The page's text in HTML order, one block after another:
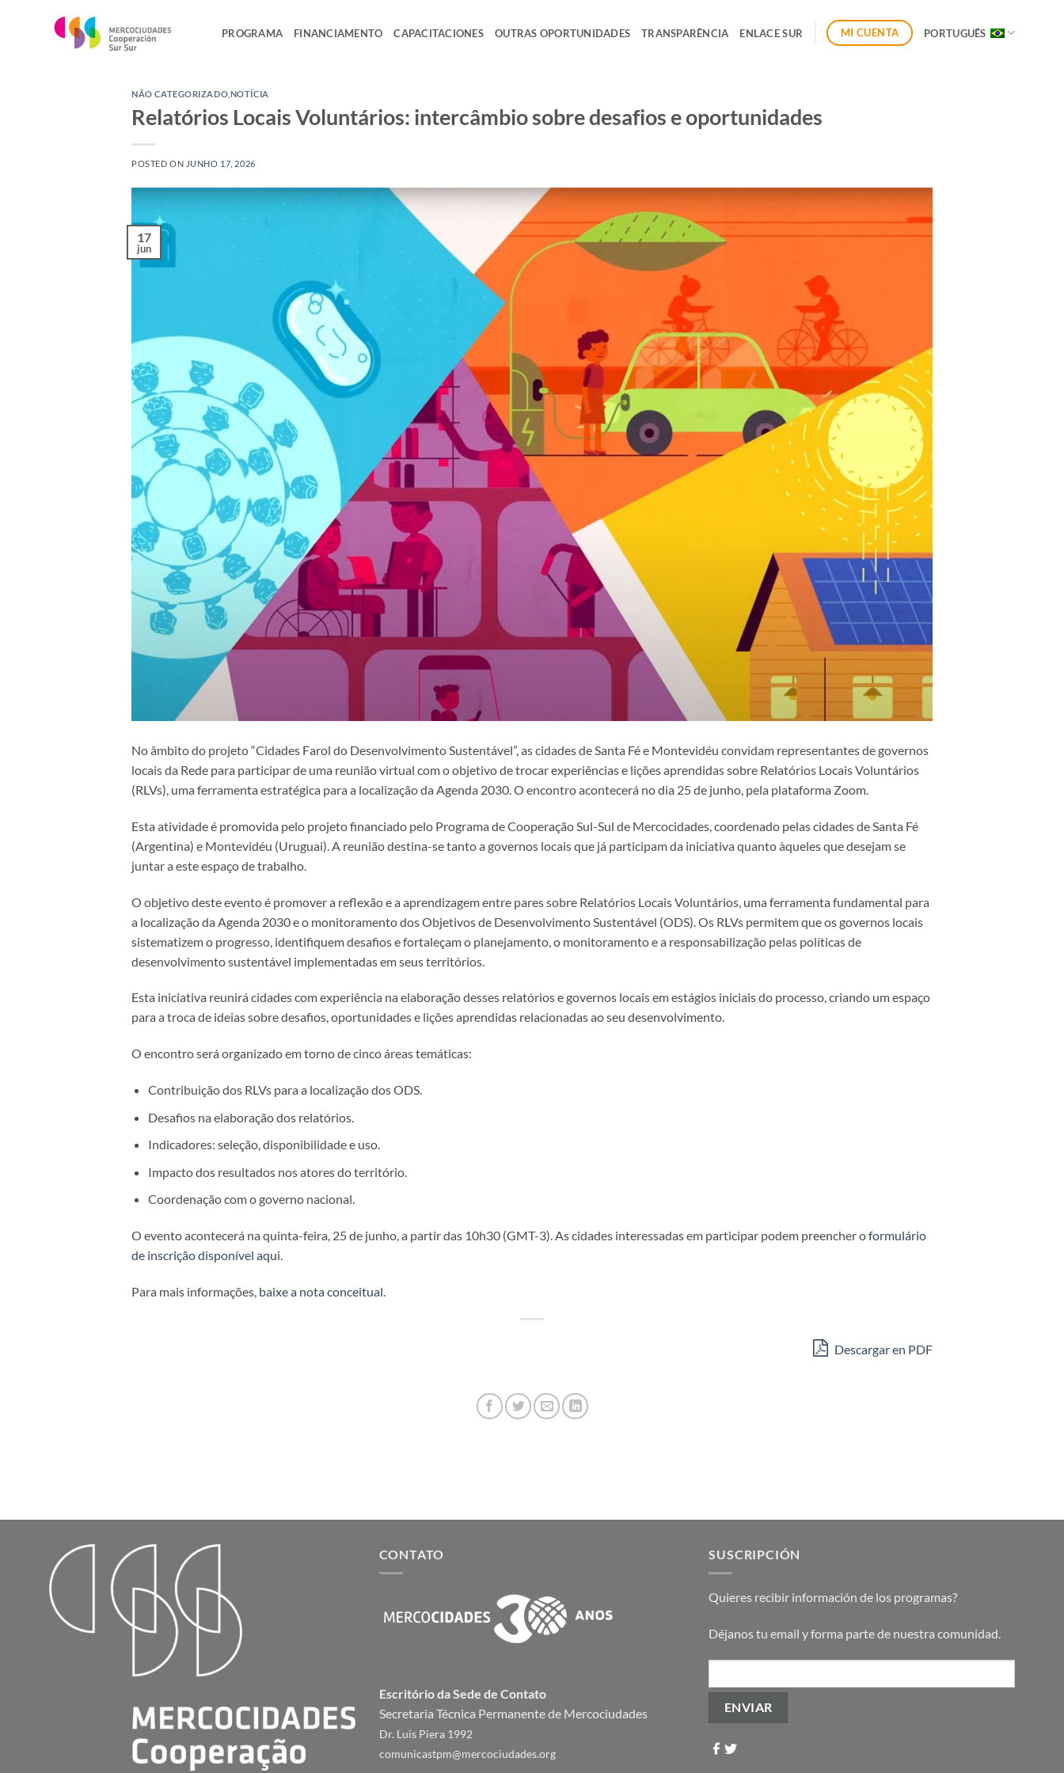
PROGRAMA FINANCIAMENTO CAPACITACIONES OUTRAS OPORTUNIDADES TRANSPARÊNCIA ENLACE SUR MI CUENTA PORTUGUÊS
NÃO CATEGORIZADO NOTÍCIA
Relatórios Locais Voluntários: intercâmbio sobre desafios e oportunidades
POSTED ON JUNHO 17, 2026
17
jun
No âmbito do projeto “Cidades Farol do Desenvolvimento Sustentável”, as cidades de Santa Fé e Montevidéu convidam representantes de governos
locais da Rede para participar de uma reunião virtual com o objetivo de trocar experiências e lições aprendidas sobre Relatórios Locais Voluntários
(RLVs), uma ferramenta estratégica para a localização da Agenda 2030. O encontro acontecerá no dia 25 de junho, pela plataforma Zoom.
Esta atividade é promovida pelo projeto financiado pelo Programa de Cooperação Sul-Sul de Mercocidades, coordenado pelas cidades de Santa Fé
(Argentina) e Montevidéu (Uruguai). A reunião destina-se tanto a governos locais que já participam da iniciativa quanto àqueles que desejam se
juntar a este espaço de trabalho.
O objetivo deste evento é promover a reflexão e a aprendizagem entre pares sobre Relatórios Locais Voluntários, uma ferramenta fundamental para
a localização da Agenda 2030 e o monitoramento dos Objetivos de Desenvolvimento Sustentável (ODS). Os RLVs permitem que os governos locais
sistematizem o progresso, identifiquem desafios e fortaleçam o planejamento, o monitoramento e a responsabilização pelas políticas de
desenvolvimento sustentável implementadas em seus territórios.
Esta iniciativa reunirá cidades com experiência na elaboração desses relatórios e governos locais em estágios iniciais do processo, criando um espaço
para a troca de ideias sobre desafios, oportunidades e lições aprendidas relacionadas ao seu desenvolvimento.
O encontro será organizado em torno de cinco áreas temáticas:
Contribuição dos RLVs para a localização dos ODS.
Desafios na elaboração dos relatórios.
Indicadores: seleção, disponibilidade e uso.
Impacto dos resultados nos atores do território.
Coordenação com o governo nacional.
O evento acontecerá na quinta-feira, 25 de junho, a partir das 10h30 (GMT-3). As cidades interessadas em participar podem preencher oformulário
de inscrição disponível aqui.
Para mais informações, baixe a nota conceitual.
Descargar en PDF
CONTATO
Escritório da Sede de Contato
Secretaria Técnica Permanente de Mercociudades
Dr. Luis Piera 1992
comunicastpm@mercociudades.org
SUSCRIPCIÓN
Quieres recibir información de los programas?
Déjanos tu email y forma parte de nuestra comunidad.